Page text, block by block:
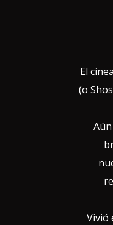
El
(o
Vivió